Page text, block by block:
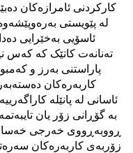
کارکردنی ئامرازەکان
لە پێویستی
ئاسۆیی بەخێرایی
تەنانەت کاتێک کە کەس
پاراستنی بەرز و
کاربەرەکان
ئاسانی لە پانێلە
بە گۆڕانی زۆر یان
ڕووبەڕووی خەرجی
زۆربەی کاربەرەکان